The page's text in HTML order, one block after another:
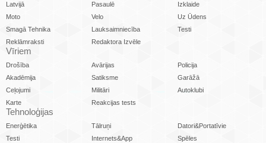
Latvijā Pasaulē
Izklaide
Moto
Velo
Uz Ūdens
Smagā Tehnika
Lauksaimniecība
Testi
Reklāmraksti
Redaktora Izvēle
Vīriem
Drošība Avārijas
Policija
Akadēmija
Satiksme
Garāžā
Ceļojumi
Militāri
Autoklubi
Karte
Reakcijas tests
Tehnoloģijas
Enerģētika Tālruņi
Datori&Portatīvie
Testi
Internets&App
Spēles